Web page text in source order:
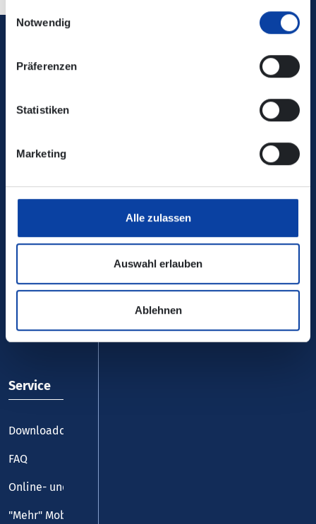
Notwendig
Präferenzen
Statistiken
Marketing
Alle zulassen
Auswahl erlauben
Ablehnen
VRM-App nutzen und durchstarten
Service
Downloadcenter
FAQ
Online- und Handy-Tickets
"Mehr" Mobilität